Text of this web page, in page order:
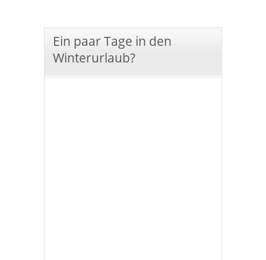
Ein paar Tage in den
Winterurlaub?